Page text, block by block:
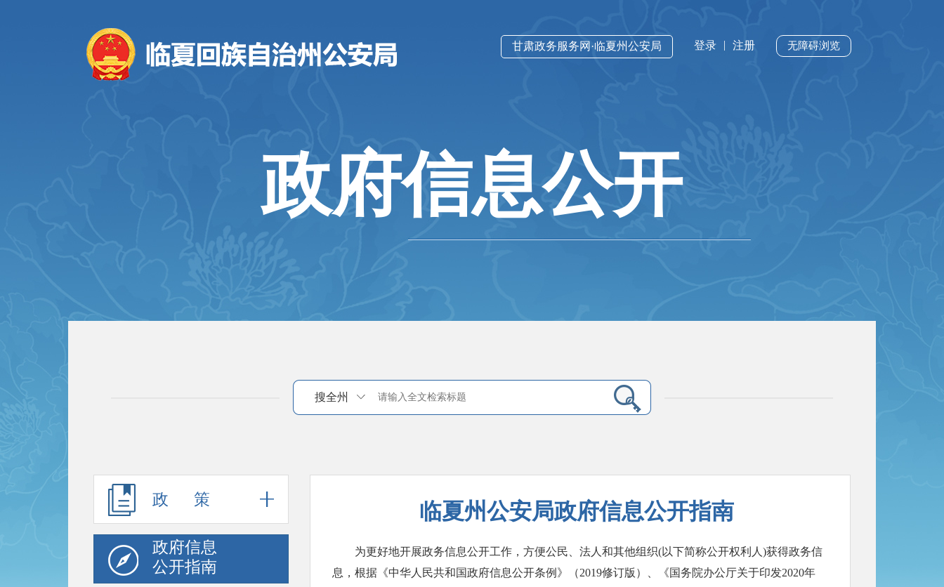
甘肃政务服务网·临夏州公安局 登录 | 注册 无障碍浏览
政府信息公开
搜全州
政 策
政府信息
公开指南
临夏州公安局政府信息公开指南
为更好地开展政务信息公开工作，方便公民、法人和其他组织(以下简称公开权利人)获得政务信
息，根据《中华人民共和国政府信息公开条例》（2019修订版）、《国务院办公厅关于印发2020年